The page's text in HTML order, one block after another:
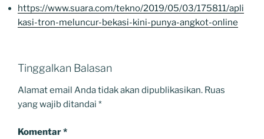
https://www.suara.com/tekno/2019/05/03/175811/apli
kasi-tron-meluncur-bekasi-kini-punya-angkot-online
Tinggalkan Balasan
Alamat email Anda tidak akan dipublikasikan. Ruas
yang wajib ditandai *
Komentar*